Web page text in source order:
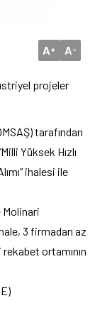
A+ A-
projeler
tarafından
Yüksek Hızlı
ihalesi ile
Molinari
3 firmadan az
ortamının